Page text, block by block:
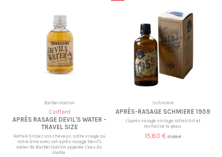
Barberstation
Coiffant
APRÈS RASAGE DEVIL'S WATER -
TRAVEL SIZE
Rafraîchissez vos cheveux, votre visage ou
votre âme avec cet après-rasage Devil's
water de Barberstation appelée L'eau du
diable
Schmiere
APRÈS-RASAGE SCHMIERE 1959
L'après-rasage vintage rafraîchit et
revitalise la peau.
15,80 € 17,55 €